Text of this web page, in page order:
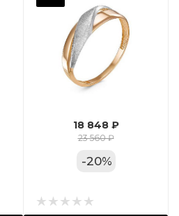
11А
18 848 ₽
23 560 ₽
-20%